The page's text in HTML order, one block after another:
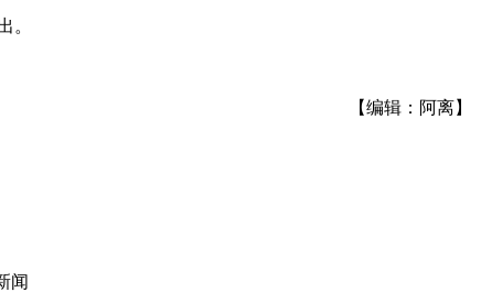
。
【编辑：阿离】
闻